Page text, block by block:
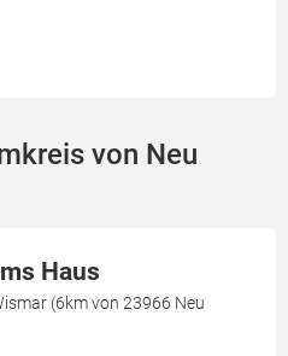
von Neu
Haus
(6km von 23966 Neu